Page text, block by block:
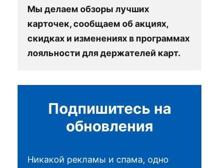
Мы делаем обзоры лучших
карточек, сообщаем об акциях,
скидках и изменениях в программах
лояльности для держателей карт.
Подпишитесь на
обновления
Никакой рекламы и спама, одно